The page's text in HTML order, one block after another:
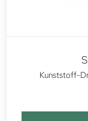
Kunststoff-